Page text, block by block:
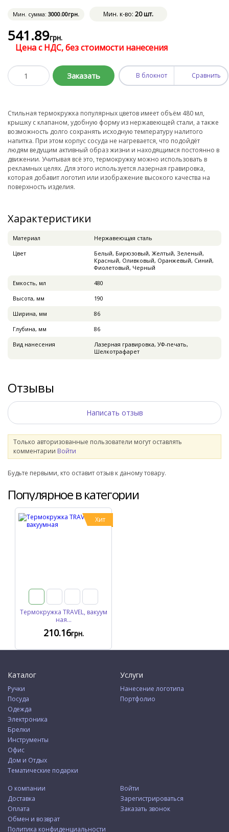
Мин. сумма: 3000.00грн. Мин. к-во: 20 шт.
541.89грн.
Цена с НДС, без стоимости нанесения
Заказать В блокнот Сравнить
Стильная термокружка популярных цветов имеет объём 480 мл,
крышку с клапаном, удобную форму из нержавеющей стали, а также
возможность долго сохранять исходную температуру налитого
напитка. При этом корпус сосуда не нагревается, что подойдёт
людям ведущим активный образ жизни и находящимся постоянно в
движении. Учитывая всё это, термокружку можно использовать в
рекламных целях. Для этого используется лазерная гравировка,
которая добавит логотип или изображение высокого качества на
поверхность изделия.
Характеристики
Материал
Нержавеющая сталь
Цвет
Белый, Бирюзовый, Желтый, Зеленый,
Красный, Оливковый, Оранжевый, Синий,
Фиолетовый, Черный
Емкость, мл
480
Высота, мм
190
Ширина, мм
86
Глубина, мм
86
Вид нанесения
Лазерная гравировка, УФ-печать,
Шелкотрафарет
Отзывы
Написать отзыв
Только авторизованные пользователи могут оставлять
комментарии Войти
Будьте первыми, кто оставит отзыв к даному товару.
Популярное в категории
Хит
Термокружка TRAVEL, вакуум
ная...
210.16грн.
Каталог
Ручки
Посуда
Одежда
Электроника
Брелки
Инструменты
Офис
Дом и Отдых
Тематические подарки
Услуги
Нанесение логотипа
Портфолио
О компании
Доставка
Оплата
Обмен и возврат
Политика конфиденциальности
Войти
Зарегистрироваться
Заказать звонок